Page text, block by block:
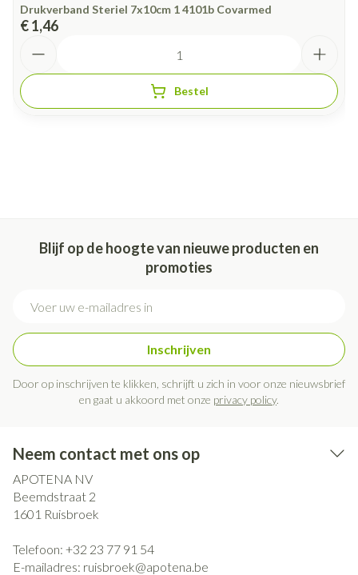
Drukverband Steriel 7x10cm 1 4101b Covarmed
€ 1,46
Bestel
Blijf op de hoogte van nieuwe producten en
promoties
Inschrijven
Door op inschrijven te klikken, schrijft u zich in voor onze nieuwsbrief
en gaat u akkoord met onze privacy policy.
Neem contact met ons op
APOTENA NV
Beemdstraat 2
1601 Ruisbroek
Telefoon: +32 23 77 91 54
E-mailadres: ruisbroek@apotena.be